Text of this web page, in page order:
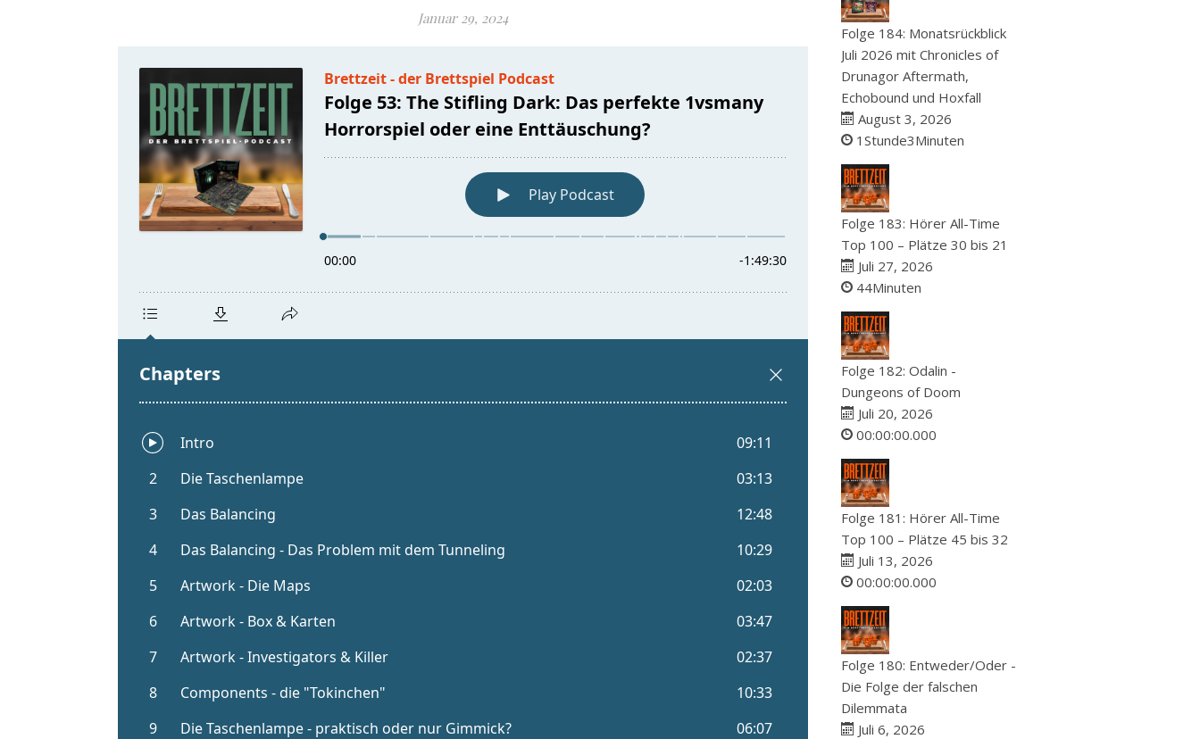
Januar 29, 2024
Folge 184: Monatsrückblick
Juli 2026 mit Chronicles of
Drunagor Aftermath,
Echobound und Hoxfall
August 3, 2026
1Stunde3Minuten
Folge 183: Hörer All-Time
Top 100 – Plätze 30 bis 21
Juli 27, 2026
44Minuten
Folge 182: Odalin -
Dungeons of Doom
Juli 20, 2026
00:00:00.000
Folge 181: Hörer All-Time
Top 100 – Plätze 45 bis 32
Juli 13, 2026
00:00:00.000
Folge 180: Entweder/Oder -
Die Folge der falschen
Dilemmata
Juli 6, 2026